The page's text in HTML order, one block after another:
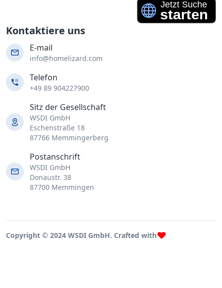
Kontaktiere uns
E-mail
info@homelizard.com
Telefon
+49 89 904227900
Sitz der Gesellschaft
WSDI GmbH
Eschenstraße 18
87766 Memmingerberg
Postanschrift
WSDI GmbH
Donaustr. 38
87700 Memmingen
Copyright © 2024 WSDI GmbH. Crafted with